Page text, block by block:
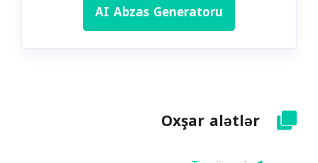
AI Abzas Generatoru
Oxşar alətlər